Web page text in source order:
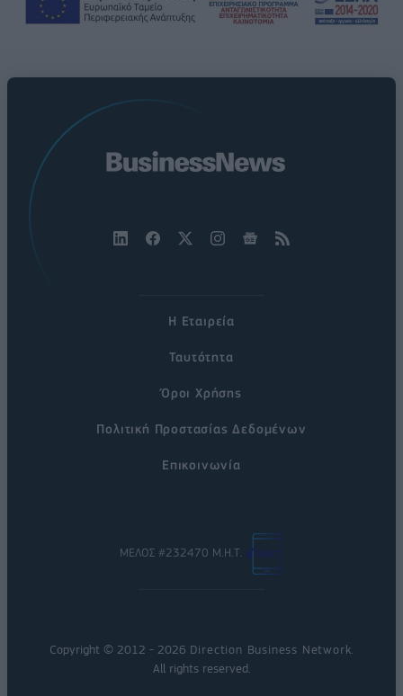
Η Εταιρεία
Ταυτότητα
Όροι Χρήσης
Πολιτική Προστασίας Δεδομένων
Επικοινωνία
ΜΕΛΟΣ #232470 Μ.Η.Τ.
Copyright © 2012 - 2026 Direction Business Network.
All rights reserved.